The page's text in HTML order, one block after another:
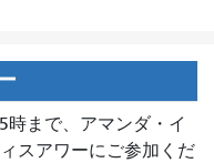
まで、アマンダ・イ
スアワーにご参加くだ